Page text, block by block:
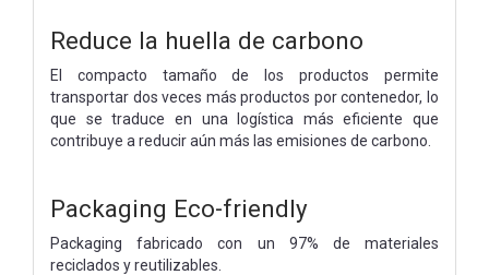
Reduce la huella de carbono
El compacto tamaño de los productos permite
transportar dos veces más productos por contenedor, lo
que se traduce en una logística más eficiente que
contribuye a reducir aún más las emisiones de carbono.
Packaging Eco-friendly
Packaging fabricado con un 97% de materiales
reciclados y reutilizables.